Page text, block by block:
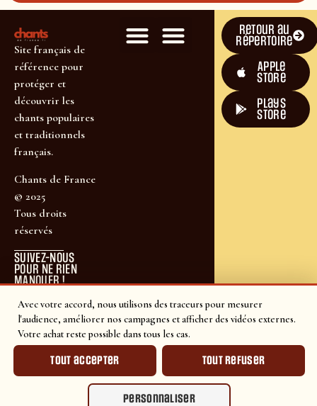
Avec votre accord, nous utilisons des traceurs pour mesurer
l'audience, améliorer nos campagnes et afficher des vidéos externes.
Votre achat reste possible dans tous les cas.
Tout accepter Tout refuser
Personnaliser
Site français de
référence pour
protéger et
découvrir les
chants populaires
et traditionnels
français.
Chants de France
© 2025
Tous droits
réservés
SUIVEZ-NOUS
POUR NE RIEN
MANQUER !
Retour au
répertoire
Apple
Store
plays
store